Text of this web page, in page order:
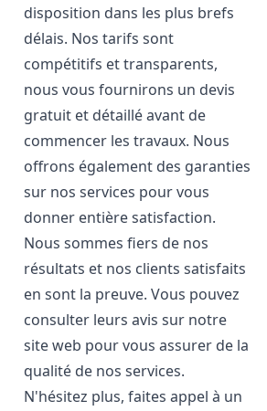
disposition dans les plus brefs
délais. Nos tarifs sont
compétitifs et transparents,
nous vous fournirons un devis
gratuit et détaillé avant de
commencer les travaux. Nous
offrons également des garanties
sur nos services pour vous
donner entière satisfaction.
Nous sommes fiers de nos
résultats et nos clients satisfaits
en sont la preuve. Vous pouvez
consulter leurs avis sur notre
site web pour vous assurer de la
qualité de nos services.
N'hésitez plus, faites appel à un